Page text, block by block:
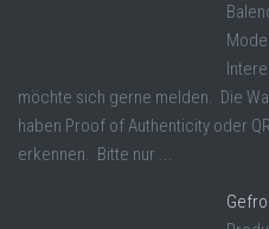
möchte sich gerne melden. Die
haben Proof of Authenticity oder
erkennen. Bitte nur ...